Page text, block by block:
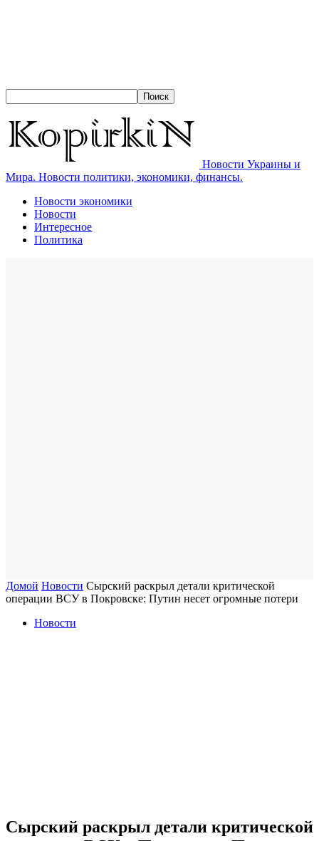
Новости Украины и
Мира. Новости политики, экономики, финансы.
Новости экономики
Новости
Интересное
Политика
Домой Новости Сырский раскрыл детали критической
операции ВСУ в Покровске: Путин несет огромные потери
Новости
Сырский раскрыл детали критической